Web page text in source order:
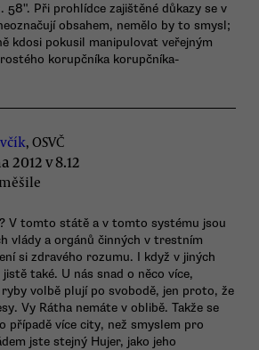
58". Při prohlídce zajištěné důkazy se v
obsahem, nemělo by to smysl;
kdosi pokusil manipulovat veřejným
korupčníka korupčníka-
, OSVČ
2012 v 8.12
V tomto státě a v tomto systému jsou
vlády a orgánů činných v trestním
si zdravého rozumu. I když v jiných
také. U nás snad o něco více,
volbě plují po svobodě, jen proto, že
Vy Rátha nemáte v oblibě. Takže se
případě více city, než smyslem pro
jste stejný Hujer, jako jeho